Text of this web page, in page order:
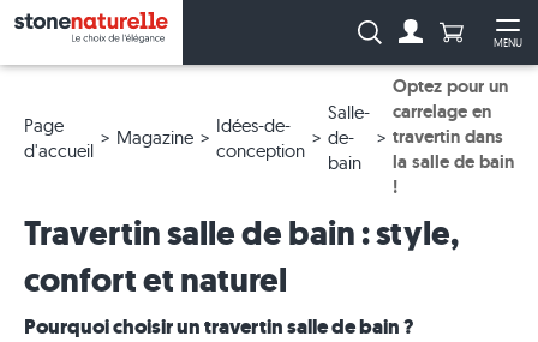
MENU
Recherche :Anzahl
Page
d'accueil
Magazine
Idées-de-
conception
Salle-
de-
bain
Optez pour un
carrelage en
travertin dans
la salle de bain
!
Travertin salle de bain : style,
confort et naturel
Pourquoi choisir un travertin salle de bain ?